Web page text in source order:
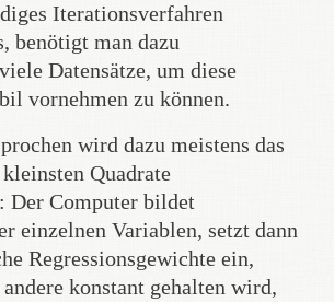
Iterationsverfahren
benötigt man dazu
Datensätze, um diese
vornehmen zu können.
wird dazu meistens das
Quadrate
Der Computer bildet
einzelnen Variablen, setzt dann
Regressionsgewichte ein,
konstant gehalten wird,